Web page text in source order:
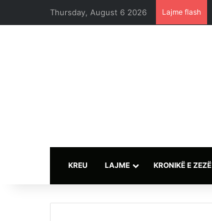
Thursday, August 6 2026 Lajme flash
KREU LAJME KRONIKË E ZEZË